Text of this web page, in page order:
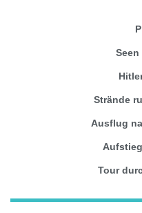
Strände
Ausflug
Tour